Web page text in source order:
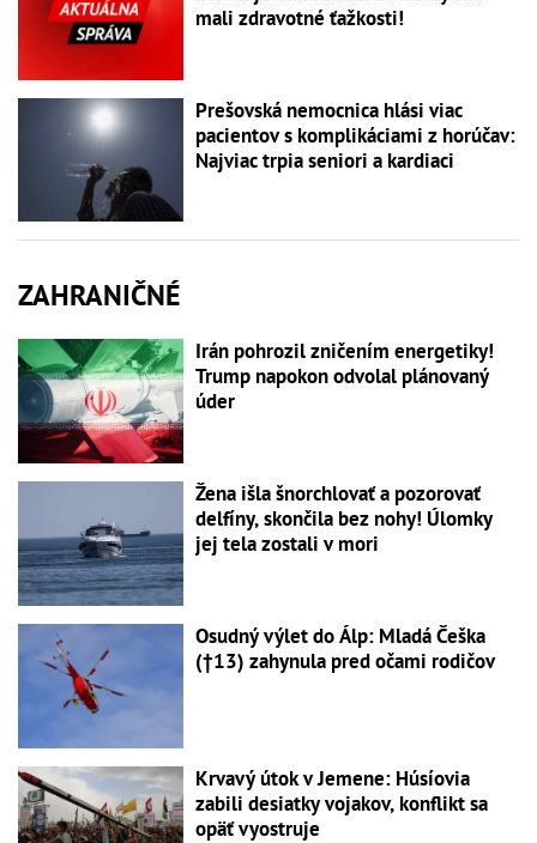
mali zdravotné ťažkosti!
Prešovská nemocnica hlási viac
pacientov s komplikáciami z horúčav:
Najviac trpia seniori a kardiaci
ZAHRANIČNÉ
Irán pohrozil zničením energetiky!
Trump napokon odvolal plánovaný
úder
Žena išla šnorchlovať a pozorovať
delfíny, skončila bez nohy! Úlomky
jej tela zostali v mori
Osudný výlet do Álp: Mladá Češka
(†13) zahynula pred očami rodičov
Krvavý útok v Jemene: Húsíovia
zabili desiatky vojakov, konflikt sa
opäť vyostruje